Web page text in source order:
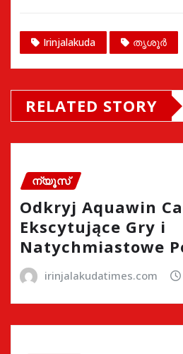
Irinjalakuda തൃശൂർ
RELATED STORY
ന്യൂസ്
Odkryj Aquawin
Ekscytujące Gry i
Natychmiastowe
irinjalakudatimes.com